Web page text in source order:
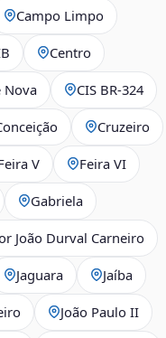
Campo Limpo
Centro
Nova CIS BR‑324
Cruzeiro
V Feira VI
Gabriela
João Durval Carneiro
Jaguara Jaíba
João Paulo II